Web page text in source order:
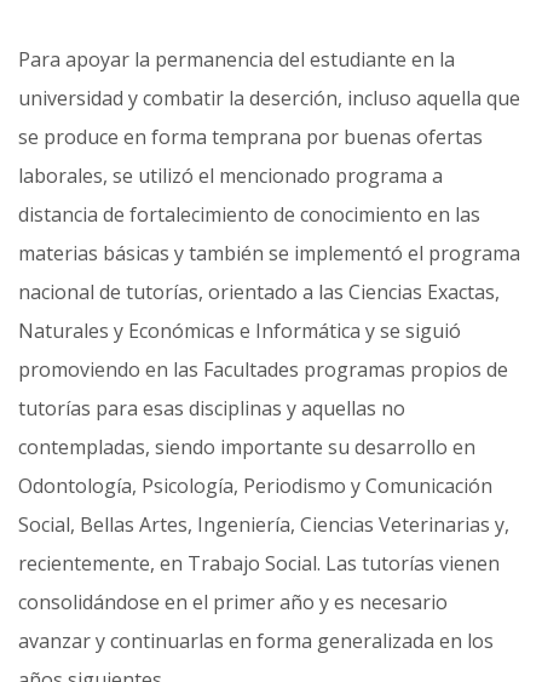
Para apoyar la permanencia del estudiante en la
universidad y combatir la deserción, incluso aquella que
se produce en forma temprana por buenas ofertas
laborales, se utilizó el mencionado programa a
distancia de fortalecimiento de conocimiento en las
materias básicas y también se implementó el programa
nacional de tutorías, orientado a las Ciencias Exactas,
Naturales y Económicas e Informática y se siguió
promoviendo en las Facultades programas propios de
tutorías para esas disciplinas y aquellas no
contempladas, siendo im­portante su desarrollo en
Odontología, Psicología, Periodismo y Comunicación
Social, Bellas Artes, Ingeniería, Ciencias Veterinarias y,
recientemente, en Trabajo Social. Las tutorías vienen
consolidándose en el primer año y es necesario
avanzar y continuarlas en forma generalizada en los